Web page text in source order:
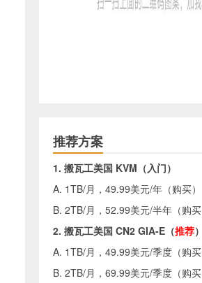
推荐方案
1. 搬瓦工美国 KVM（入门）
A. 1TB/月，49.99美元/年（购买）
B. 2TB/月，52.99美元/半年（购买
2. 搬瓦工美国 CN2 GIA-E（推荐）
A. 1TB/月，49.99美元/季度（购买
B. 2TB/月，69.99美元/季度（购买